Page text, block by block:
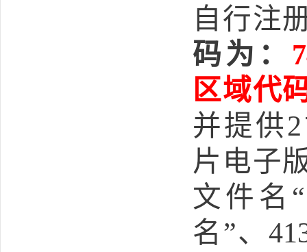
自行注
码为：
区域代
并提供2
片电子
文件名 “
名 ”、